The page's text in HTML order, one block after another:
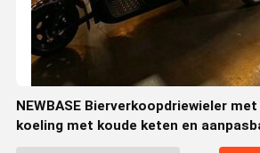
NEWBASE Bierverkoopdriewieler
koeling met koude keten en